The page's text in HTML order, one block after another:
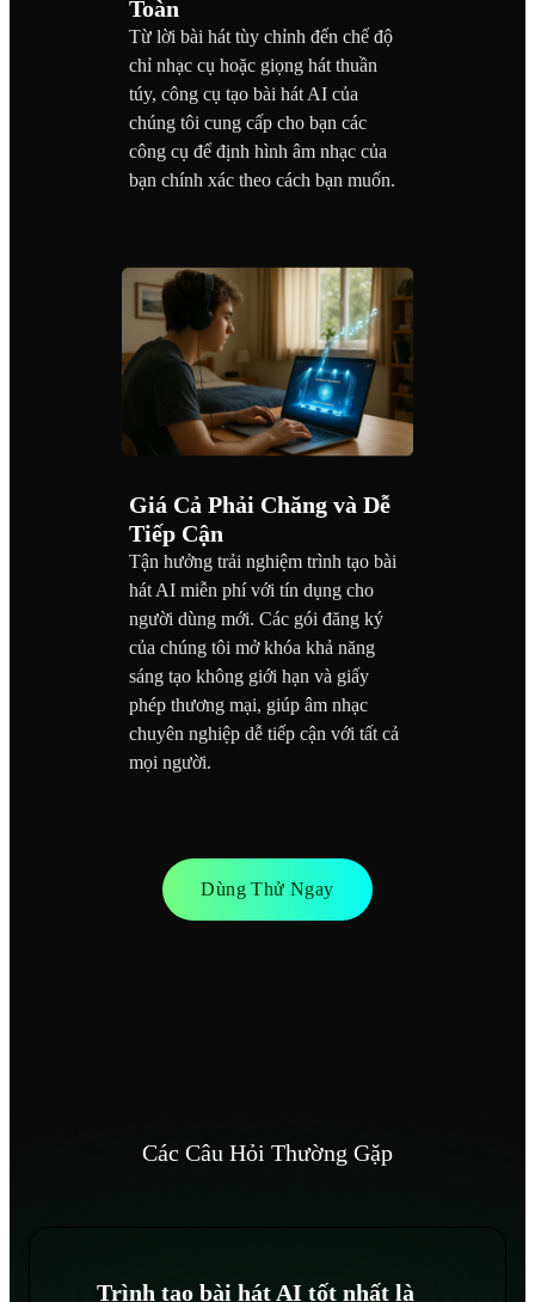
Toàn
Từ lời bài hát tùy chỉnh đến chế độ
chỉ nhạc cụ hoặc giọng hát thuần
túy, công cụ tạo bài hát AI của
chúng tôi cung cấp cho bạn các
công cụ để định hình âm nhạc của
bạn chính xác theo cách bạn muốn.
Giá Cả Phải Chăng và Dễ
Tiếp Cận
Tận hưởng trải nghiệm trình tạo bài
hát AI miễn phí với tín dụng cho
người dùng mới. Các gói đăng ký
của chúng tôi mở khóa khả năng
sáng tạo không giới hạn và giấy
phép thương mại, giúp âm nhạc
chuyên nghiệp dễ tiếp cận với tất cả
mọi người.
Dùng Thử Ngay
Các Câu Hỏi Thường Gặp
Trình tạo bài hát AI tốt nhất là